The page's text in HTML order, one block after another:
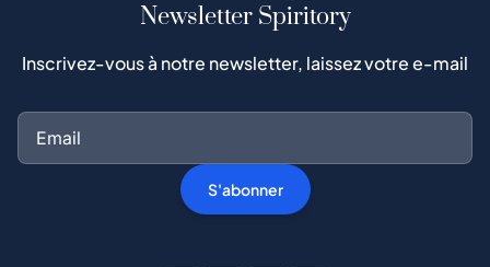
Newsletter Spiritory
Inscrivez-vous à notre newsletter, laissez votre e-mail
S'abonner